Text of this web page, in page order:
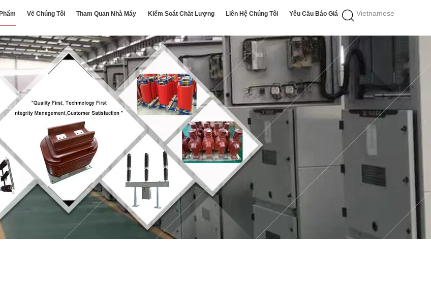
Vietnamese
Về Chúng Tôi Tham Quan Nhà Máy Kiểm Soát Chất Lượng Liên Hệ Chúng Tôi Yêu Cầu Báo Giá